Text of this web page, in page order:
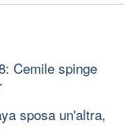
Cemile spinge
sposa un'altra,